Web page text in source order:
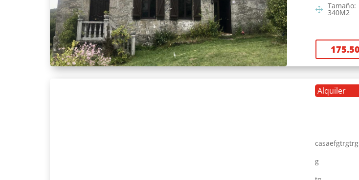
Tamaño:
340M2
Alquiler
casaefgtrgtrg
g